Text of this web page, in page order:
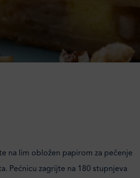
na lim obložen papirom za pečenje
Pećnicu zagrijte na 180 stupnjeva